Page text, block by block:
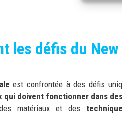
les défis du New
est confrontée à des défis
qui doivent fonctionner dans
matériaux et des